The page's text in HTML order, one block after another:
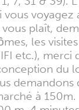
voyagez
plaît,
les
etc.), merci
du
à